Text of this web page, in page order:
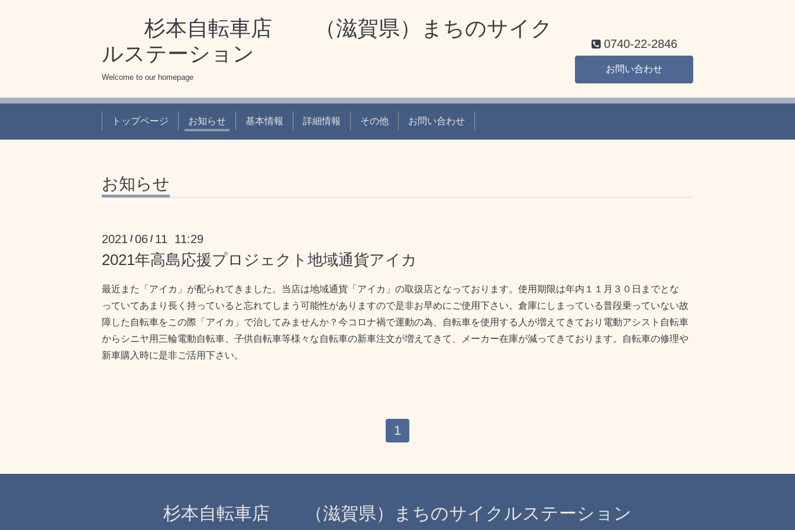
杉本自転車店 （滋賀県）まちのサイク
ルステーション
Welcome to our homepage
0740-22-2846
お問い合わせ
トップページ お知らせ 基本情報 詳細情報 その他 お問い合わせ
お知らせ
2021 /06 / 11 11:29
2021年高島応援プロジェクト地域通貨アイカ
最近また「アイカ」が配られてきました。当店は地域通貨「アイカ」の取扱店となっております。使用期限は年内１１月３０日までとな
っていてあまり長く持っていると忘れてしまう可能性がありますので是非お早めにご使用下さい。倉庫にしまっている普段乗っていない故
障した自転車をこの際「アイカ」で治してみませんか？今コロナ禍で運動の為、自転車を使用する人が増えてきており電動アシスト自転車
からシニヤ用三輪電動自転車、子供自転車等様々な自転車の新車注文が増えてきて、メーカー在庫が減ってきております。自転車の修理や
新車購入時に是非ご活用下さい。
1
杉本自転車店 （滋賀県）まちのサイクルステーション